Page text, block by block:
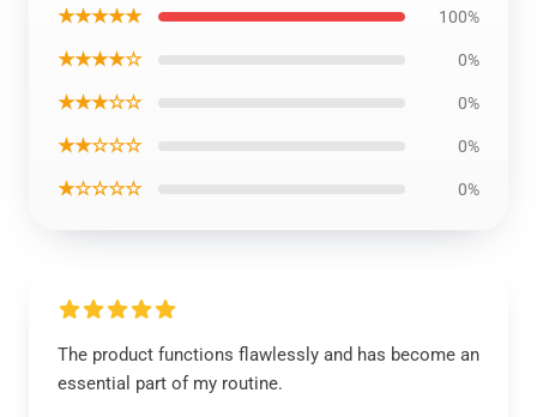
★★★★★ 100%
★★★★☆ 0%
★★★☆☆ 0%
★★☆☆☆ 0%
★☆☆☆☆ 0%
The product functions flawlessly and has become an
essential part of my routine.